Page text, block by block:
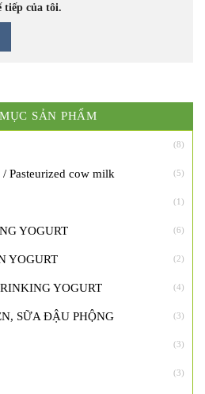
tiếp của tôi.
SẢN PHẨM
(8)
Pasteurized cow milk (5)
(1)
YOGURT (6)
YOGURT (2)
YOGURT (4)
SỮA ĐẬU PHỘNG (3)
(3)
(3)